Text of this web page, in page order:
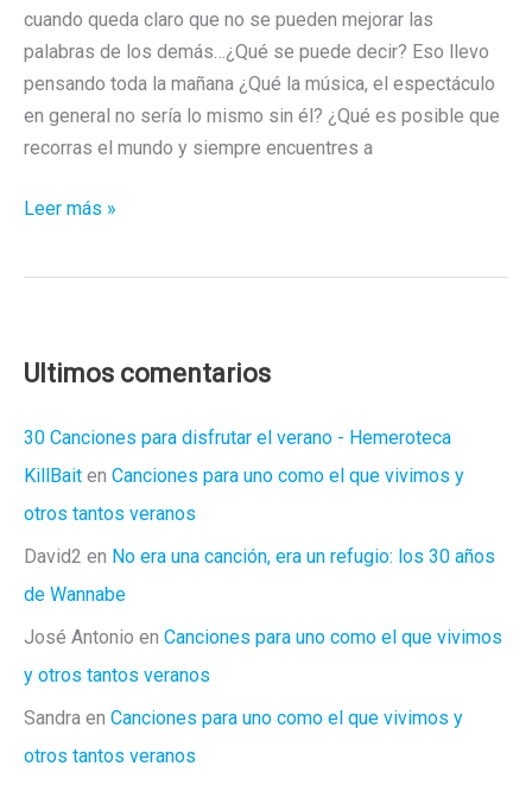
cuando queda claro que no se pueden mejorar las
palabras de los demás…¿Qué se puede decir? Eso llevo
pensando toda la mañana ¿Qué la música, el espectáculo
en general no sería lo mismo sin él? ¿Qué es posible que
recorras el mundo y siempre encuentres a
Las
Leer más »
Ultimos comentarios
30 Canciones para disfrutar el verano - Hemeroteca
KillBait en Canciones para uno como el que vivimos y
otros tantos veranos
David2 en No era una canción, era un refugio: los 30 años
de Wannabe
José Antonio en Canciones para uno como el que vivimos
y otros tantos veranos
Sandra en Canciones para uno como el que vivimos y
otros tantos veranos